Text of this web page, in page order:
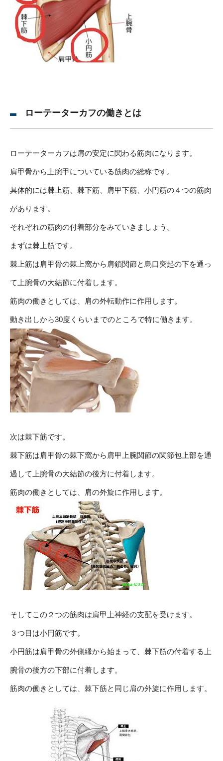
ローテーターカフの働きとは
ローテーターカフは肩の安定に関わる筋肉になります。
肩甲骨から上腕甲についている筋肉の総称です。
具体的には棘上筋、棘下筋、肩甲下筋、小円筋の４つの筋肉
があります。
それぞれの筋肉の付着部分をみていきましょう。
まずは棘上筋です。
棘上筋は肩甲骨の棘上窩から肩鎖関節と烏口突起の下を通っ
て上腕骨の大結節に付着します。
筋肉の働きとしては、肩の外転動作に作用します。
動き出しから30度くらいまでのところで特に働きます。
次は棘下筋です。
棘下筋は肩甲骨の棘下窩から肩甲上腕関節の関節包上部を通
過して上腕骨の大結節の後方に付着します。
筋肉の働きとしては、肩の外旋に作用します。
そしてこの２つの筋肉は肩甲上神経の支配を受けます。
３つ目は小円筋です。
小円筋は肩甲骨の外側縁から始まって、棘下筋の付着する上
腕骨の後方の下部に付着します。
筋肉の働きとしては、棘下筋と同じ肩の外旋に作用します。